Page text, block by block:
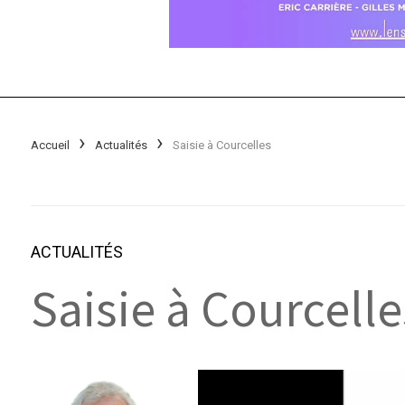
Accueil Actualités Saisie à Courcelles
ACTUALITÉS
Saisie à